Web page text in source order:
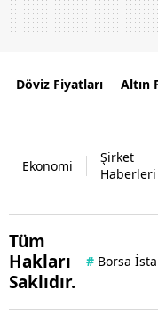
Döviz Fiyatları Altın
Ekonomi
Şirket
Haberleri
Tüm
Hakları
Saklıdır.
# Borsa